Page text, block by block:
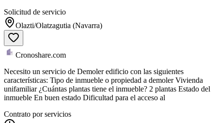
Solicitud de servicio
Olazti/Olatzagutia (Navarra)
Cronoshare.com
Necesito un servicio de Demoler edificio con las siguientes
características: Tipo de inmueble o propiedad a demoler Vivienda
unifamiliar ¿Cuántas plantas tiene el inmueble? 2 plantas Estado del
inmueble En buen estado Dificultad para el acceso al
Contrato por servicios